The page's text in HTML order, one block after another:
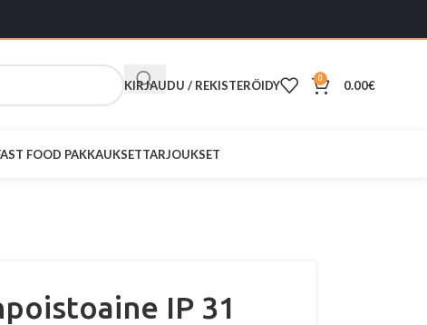
KIRJAUDU / REKISTERÖIDY 0 0.00€
FOOD PAKKAUKSETTARJOUKSET
IP 31